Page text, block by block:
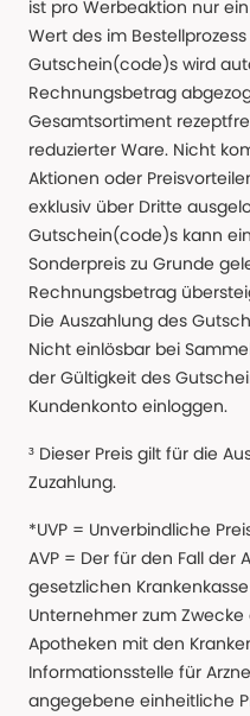
ist pro Werbeaktion nur
Wert des im
Gutschein(code)s wird
Rechnungsbetrag
Gesamtsortiment
reduzierter Ware. Nicht
Aktionen oder
exklusiv über Dritte
Gutschein(code)s kann
Sonderpreis zu Grunde
Rechnungsbetrag
Die Auszahlung des
Nicht einlösbar bei
der Gültigkeit des
Kundenkonto einloggen.
³ Dieser Preis gilt für die
Zuzahlung.
*UVP = Unverbindliche
AVP = Der für den Fall der
gesetzlichen
Unternehmer zum
Apotheken mit den
Informationsstelle für
angegebene einheitliche